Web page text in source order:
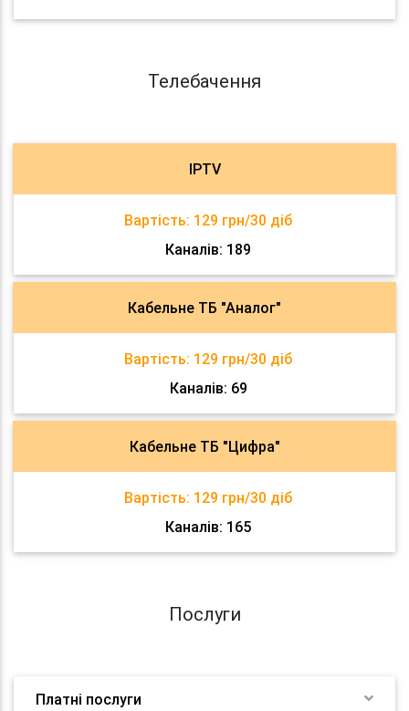
Телебачення
IPTV
Вартість: 129 грн/30 діб
Каналів: 189
Кабельне ТБ "Аналог"
Вартість: 129 грн/30 діб
Каналів: 69
Кабельне ТБ "Цифра"
Вартість: 129 грн/30 діб
Каналів: 165
Послуги
Платні послуги